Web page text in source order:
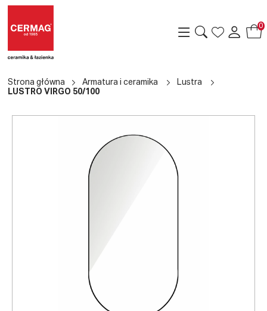
0
Strona główna Armatura i ceramika
Lustra
LUSTRO VIRGO 50/100